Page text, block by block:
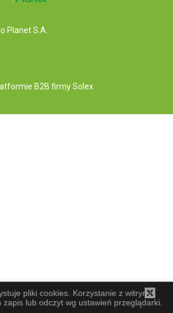
Planet S.A.
B2B firmy Solex
pliki cookies. Korzystanie z witryny
lub odczyt wg ustawień przeglądarki.